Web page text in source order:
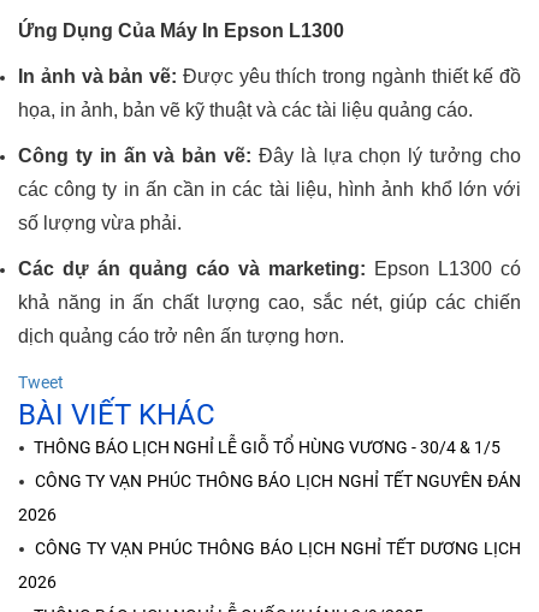
Ứng Dụng Của Máy In Epson L1300
In ảnh và bản vẽ: Được yêu thích trong ngành thiết kế đồ
họa, in ảnh, bản vẽ kỹ thuật và các tài liệu quảng cáo.
Công ty in ấn và bản vẽ: Đây là lựa chọn lý tưởng cho
các công ty in ấn cần in các tài liệu, hình ảnh khổ lớn với
số lượng vừa phải.
Các dự án quảng cáo và marketing: Epson L1300 có
khả năng in ấn chất lượng cao, sắc nét, giúp các chiến
dịch quảng cáo trở nên ấn tượng hơn.
Tweet
BÀI VIẾT KHÁC
THÔNG BÁO LỊCH NGHỈ LỄ GIỖ TỔ HÙNG VƯƠNG - 30/4 & 1/5
CÔNG TY VẠN PHÚC THÔNG BÁO LỊCH NGHỈ TẾT NGUYÊN ĐÁN
2026
CÔNG TY VẠN PHÚC THÔNG BÁO LỊCH NGHỈ TẾT DƯƠNG LỊCH
2026